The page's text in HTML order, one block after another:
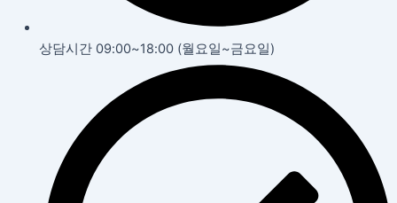
상담시간 09:00~18:00 (월요일~금요일)